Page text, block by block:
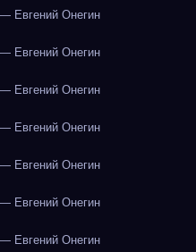
Евгений Онегин
Евгений Онегин
Евгений Онегин
Евгений Онегин
Евгений Онегин
Евгений Онегин
Евгений Онегин